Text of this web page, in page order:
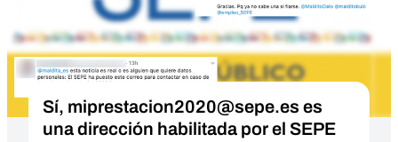
Sí, miprestacion2020@sepe.es es
una dirección habilitada por el SEPE